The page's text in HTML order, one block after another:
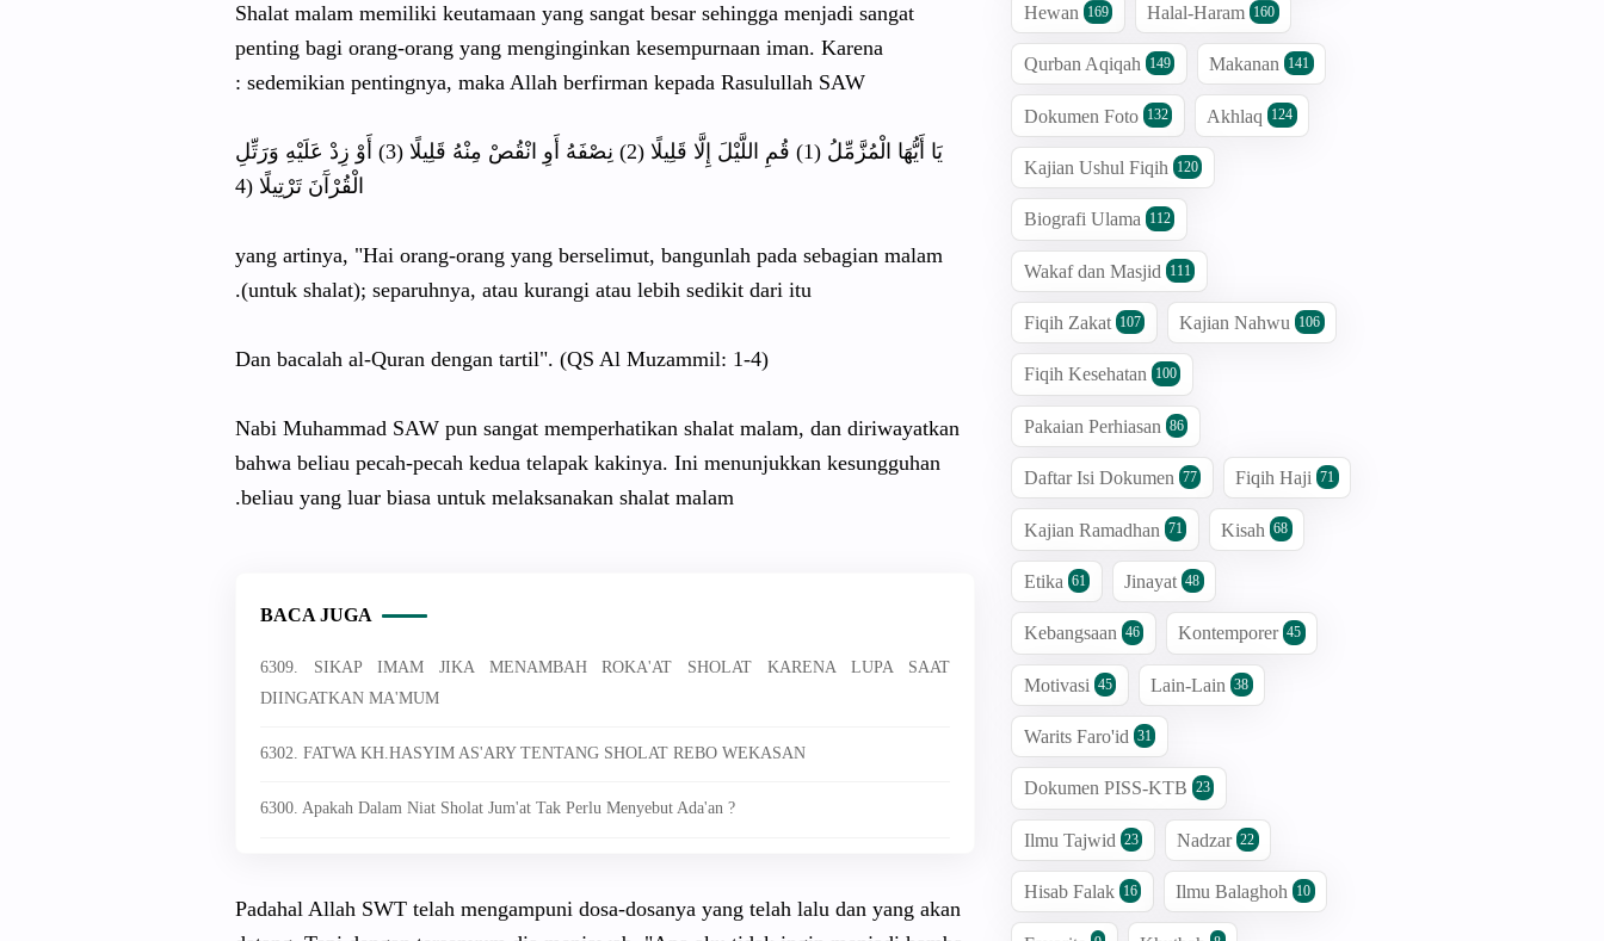
Shalat malam memiliki keutamaan yang sangat besar sehingga menjadi sangat
penting bagi orang-orang yang menginginkan kesempurnaan iman. Karena
sedemikian pentingnya, maka Allah berfirman kepada Rasulullah SAW :
يَا أَيُّهَا الْمُزَّمِّلُ (1) قُمِ اللَّيْلَ إِلَّا قَلِيلًا (2) نِصْفَهُ أَوِ انْقُصْ مِنْهُ قَلِيلًا (3) أَوْ زِدْ عَلَيْهِ وَرَتِّلِ
الْقُرْآَنَ تَرْتِيلًا (4
yang artinya, "Hai orang-orang yang berselimut, bangunlah pada sebagian malam
(untuk shalat); separuhnya, atau kurangi atau lebih sedikit dari itu.
Dan bacalah al-Quran dengan tartil". (QS Al Muzammil: 1-4)
Nabi Muhammad SAW pun sangat memperhatikan shalat malam, dan diriwayatkan
bahwa beliau pecah-pecah kedua telapak kakinya. Ini menunjukkan kesungguhan
beliau yang luar biasa untuk melaksanakan shalat malam.
BACA JUGA
6309. SIKAP IMAM JIKA MENAMBAH ROKA'AT SHOLAT KARENA LUPA SAAT
DIINGATKAN MA'MUM
6302. FATWA KH.HASYIM AS'ARY TENTANG SHOLAT REBO WEKASAN
6300. Apakah Dalam Niat Sholat Jum'at Tak Perlu Menyebut Ada'an ?
Padahal Allah SWT telah mengampuni dosa-dosanya yang telah lalu dan yang akan
Hewan 169 Halal-Haram 160
Qurban Aqiqah 149 Makanan 141
Dokumen Foto 132 Akhlaq 124
Kajian Ushul Fiqih 120
Biografi Ulama 112
Wakaf dan Masjid 111
Fiqih Zakat 107 Kajian Nahwu 106
Fiqih Kesehatan 100
Pakaian Perhiasan 86
Daftar Isi Dokumen 77 Fiqih Haji 71
Kajian Ramadhan 71 Kisah 68
Etika 61 Jinayat 48
Kebangsaan 46 Kontemporer 45
Motivasi 45 Lain-Lain 38
Warits Faro'id 31
Dokumen PISS-KTB 23
Ilmu Tajwid 23 Nadzar 22
Hisab Falak 16 Ilmu Balaghoh 10